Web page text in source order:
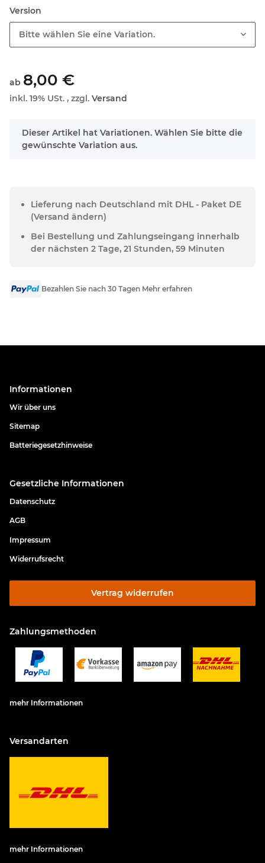
Version
Bitte wählen Sie eine Variation.
ab 8,00 €
inkl. 19% USt. , zzgl. Versand
x
Dieser Artikel hat Variationen. Wählen Sie bitte die
gewünschte Variation aus.
Lieferung nach Deutschland mit DHL - Paket DE
(Versand ändern)
Bei Bestellung und Zahlungseingang innerhalb
der nächsten 2 Tage, 21 Stunden, 59 Minuten
Bezahlen Sie nach 30 Tagen Mehr erfahren
Informationen
Wir über uns
Sitemap
Batteriegesetzhinweise
Gesetzliche Informationen
Datenschutz
AGB
Impressum
Widerrufsrecht
Vertrag widerrufen
Zahlungsmethoden
mehr Informationen
Versandarten
mehr Informationen